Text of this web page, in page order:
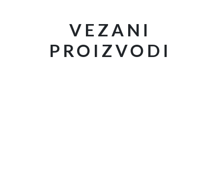
VEZANI
PROIZVODI